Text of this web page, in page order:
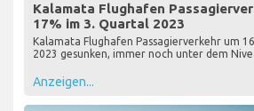
Kalamata Flughafen
17% im 3. Quartal 2023
Kalamata Flughafen Passagierverkehr um
2023 gesunken, immer noch unter dem
Anzeigen...